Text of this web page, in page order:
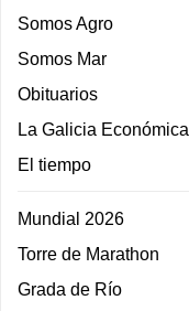
Somos Agro
Somos Mar
Obituarios
La Galicia Económica
El tiempo
Mundial 2026
Torre de Marathon
Grada de Río